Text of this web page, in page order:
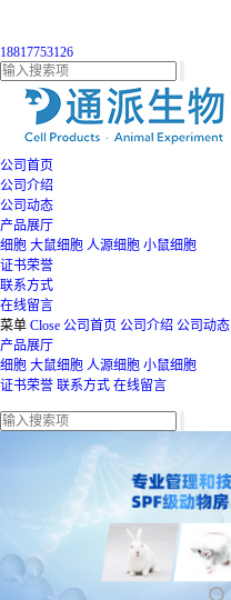
18817753126
公司首页
公司介绍
公司动态
产品展厅
细胞 大鼠细胞 人源细胞 小鼠细胞
证书荣誉
联系方式
在线留言
菜单 Close 公司首页 公司介绍 公司动态
产品展厅
细胞 大鼠细胞 人源细胞 小鼠细胞
证书荣誉 联系方式 在线留言